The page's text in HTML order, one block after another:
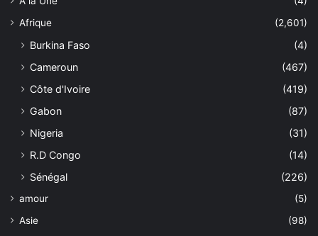
Afrique
(2,601)
Burkina Faso
(4)
Cameroun
(467)
Côte d'Ivoire
(419)
Gabon
(87)
Nigeria
(31)
R.D Congo
(14)
Sénégal
(226)
amour
(5)
Asie
(98)